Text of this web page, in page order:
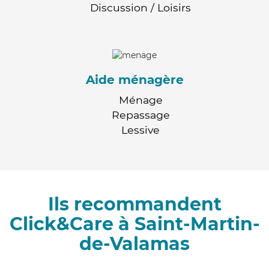
Discussion / Loisirs
Aide ménagère
Ménage
Repassage
Lessive
Ils recommandent
Click&Care à Saint-Martin-
de-Valamas